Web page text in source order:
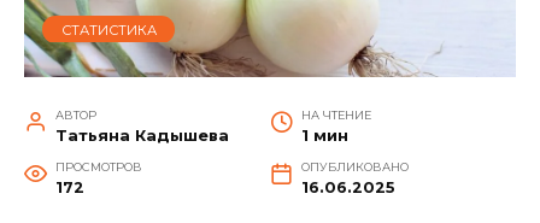
СТАТИСТИКА
АВТОР
Татьяна Кадышева
НА ЧТЕНИЕ
1 мин
ПРОСМОТРОВ
172
ОПУБЛИКОВАНО
16.06.2025